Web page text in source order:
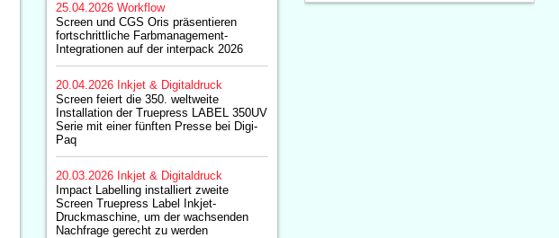
25.04.2026 Workflow
Screen und CGS Oris präsentieren
fortschrittliche Farbmanagement-
Integrationen auf der interpack 2026
20.04.2026 Inkjet & Digitaldruck
Screen feiert die 350. weltweite
Installation der Truepress LABEL 350UV
Serie mit einer fünften Presse bei Digi-
Paq
20.03.2026 Inkjet & Digitaldruck
Impact Labelling installiert zweite
Screen Truepress Label Inkjet-
Druckmaschine, um der wachsenden
Nachfrage gerecht zu werden